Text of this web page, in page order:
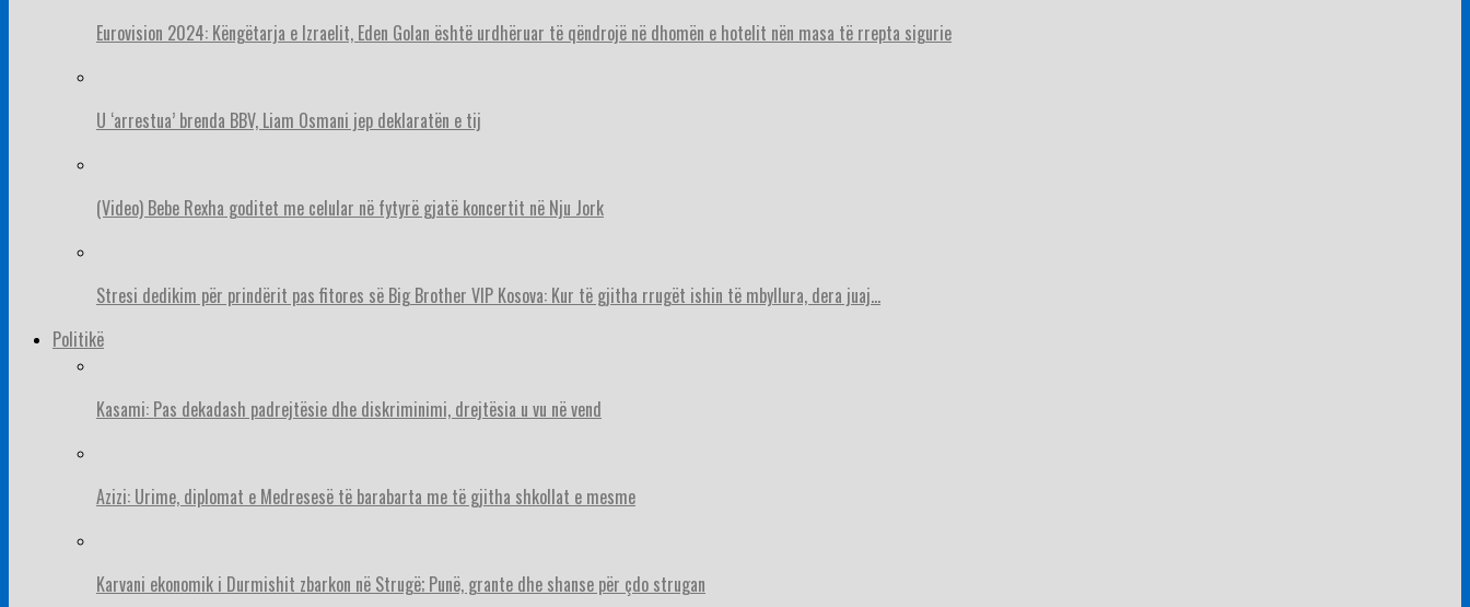
Eurovision 2024: Këngëtarja e Izraelit, Eden Golan është urdhëruar të qëndrojë në dhomën e hotelit nën masa të rrepta sigurie
U ‘arrestua’ brenda BBV, Liam Osmani jep deklaratën e tij
(Video) Bebe Rexha goditet me celular në fytyrë gjatë koncertit në Nju Jork
Stresi dedikim për prindërit pas fitores së Big Brother VIP Kosova: Kur të gjitha rrugët ishin të mbyllura, dera juaj…
Politikë
Kasami: Pas dekadash padrejtësie dhe diskriminimi, drejtësia u vu në vend
Azizi: Urime, diplomat e Medresesë të barabarta me të gjitha shkollat e mesme
Karvani ekonomik i Durmishit zbarkon në Strugë; Punë, grante dhe shanse për çdo strugan